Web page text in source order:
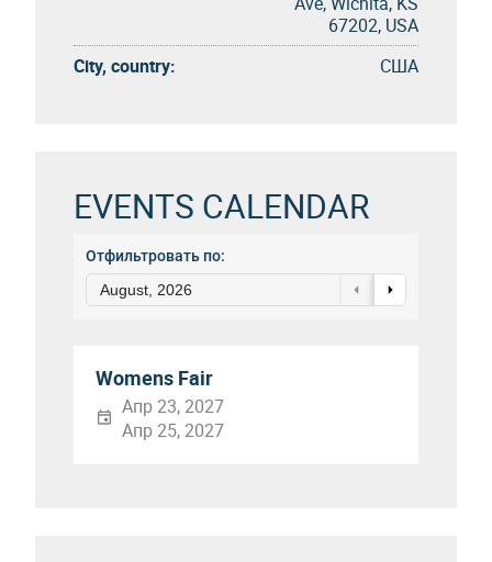
67202, USA
City, country:
США
EVENTS CALENDAR
Отфильтровать по:
August, 2026
Womens Fair
Апр 23, 2027
Апр 25, 2027